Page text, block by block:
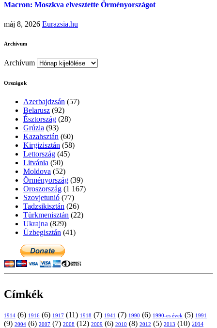
Macron: Moszkva elvesztette Örményországot
máj 8, 2026 Eurazsia.hu
Archívum
Archívum
Országok
Azerbajdzsán (57)
Belarusz (92)
Észtország (28)
Grúzia (93)
Kazahsztán (60)
Kirgizisztán (58)
Lettország (45)
Litvánia (50)
Moldova (52)
Örményország (39)
Oroszország (1 167)
Szovjetunió (77)
Tadzsikisztán (26)
Türkmenisztán (22)
Ukrajna (829)
Üzbegisztán (41)
Címkék
1914 (6) 1916 (6) 1917 (11) 1918 (7) 1941 (7) 1990 (6) 1990-es évek (5) 1991
(9) 2004 (6) 2007 (7) 2008 (12) 2009 (6) 2010 (8) 2012 (5) 2013 (10) 2014